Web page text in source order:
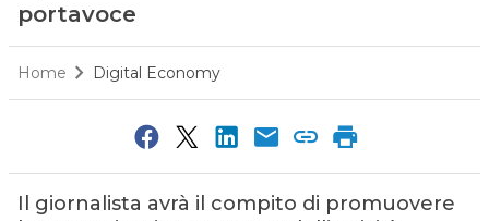
portavoce
Home Digital Economy
Il giornalista avrà il compito di promuovere